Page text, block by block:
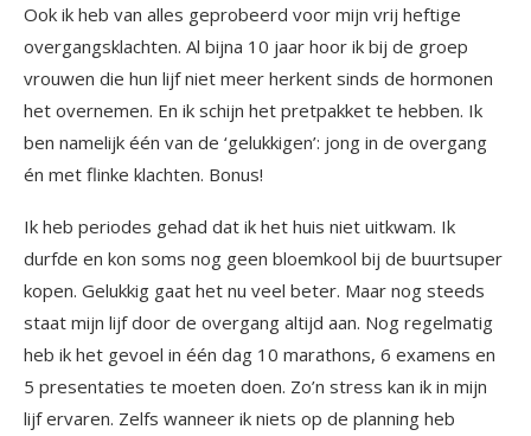
Ook ik heb van alles geprobeerd voor mijn vrij heftige
overgangsklachten. Al bijna 10 jaar hoor ik bij de groep
vrouwen die hun lijf niet meer herkent sinds de hormonen
het overnemen. En ik schijn het pretpakket te hebben. Ik
ben namelijk één van de ‘gelukkigen’: jong in de overgang
én met flinke klachten. Bonus!
Ik heb periodes gehad dat ik het huis niet uitkwam. Ik
durfde en kon soms nog geen bloemkool bij de buurtsuper
kopen. Gelukkig gaat het nu veel beter. Maar nog steeds
staat mijn lijf door de overgang altijd aan. Nog regelmatig
heb ik het gevoel in één dag 10 marathons, 6 examens en
5 presentaties te moeten doen. Zo’n stress kan ik in mijn
lijf ervaren. Zelfs wanneer ik niets op de planning heb